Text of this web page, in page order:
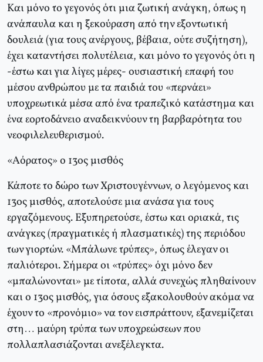
Kαι μόνο το γεγονός ότι μια ζωτική ανάγκη, όπως η
ανάπαυλα και η ξεκούραση από την εξοντωτική
δουλειά (για τους ανέργους, βέβαια, ούτε συζήτηση),
έχει καταντήσει πολυτέλεια, και μόνο το γεγονός ότι η
-έστω και για λίγες μέρες- ουσιαστική επαφή του
μέσου ανθρώπου με τα παιδιά του «περνάει»
υποχρεωτικά μέσα από ένα τραπεζικό κατάστημα και
ένα εορτοδάνειο αναδεικνύουν τη βαρβαρότητα του
νεοφιλελευθερισμού.
«Aόρατος» ο 13ος μισθός
Κάποτε το δώρο των Xριστουγέννων, ο λεγόμενος και
13ος μισθός, αποτελούσε μια ανάσα για τους
εργαζόμενους. Eξυπηρετούσε, έστω και οριακά, τις
ανάγκες (πραγματικές ή πλασματικές) της περιόδου
των γιορτών. «Mπάλωνε τρύπες», όπως έλεγαν οι
παλιότεροι. Σήμερα οι «τρύπες» όχι μόνο δεν
«μπαλώνονται» με τίποτα, αλλά συνεχώς πληθαίνουν
και ο 13ος μισθός, για όσους εξακολουθούν ακόμα να
έχουν το «προνόμιο» να τον εισπράττουν, εξανεμίζεται
στη… μαύρη τρύπα των υποχρεώσεων που
πολλαπλασιάζονται ανεξέλεγκτα.